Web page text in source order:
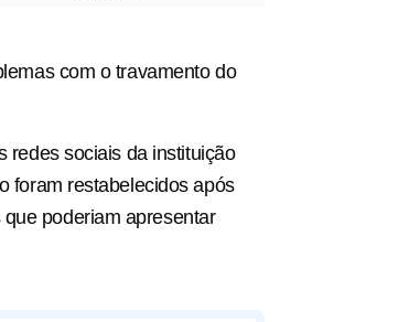
com o travamento do
redes sociais da instituição
foram restabelecidos após
poderiam apresentar